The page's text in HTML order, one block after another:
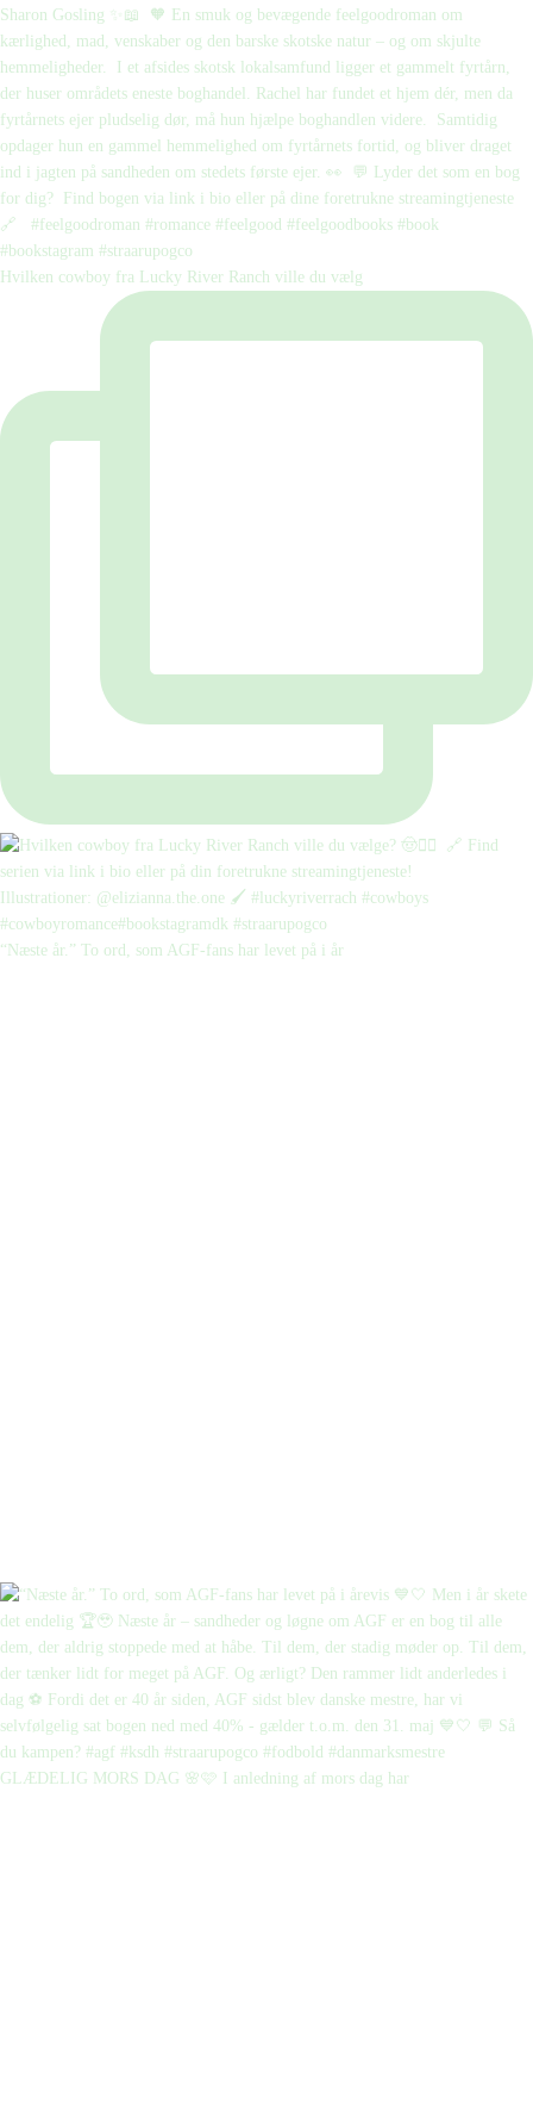
Hvilken cowboy fra Lucky River Ranch ville du vælg
“Næste år.” To ord, som AGF-fans har levet på i år
GLÆDELIG MORS DAG 🌸🩷 I anledning af mors dag har